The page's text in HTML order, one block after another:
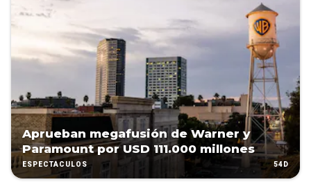
Aprueban megafusión de Warner y
Paramount por USD 111.000 millones
ESPECTÁCULOS 54D